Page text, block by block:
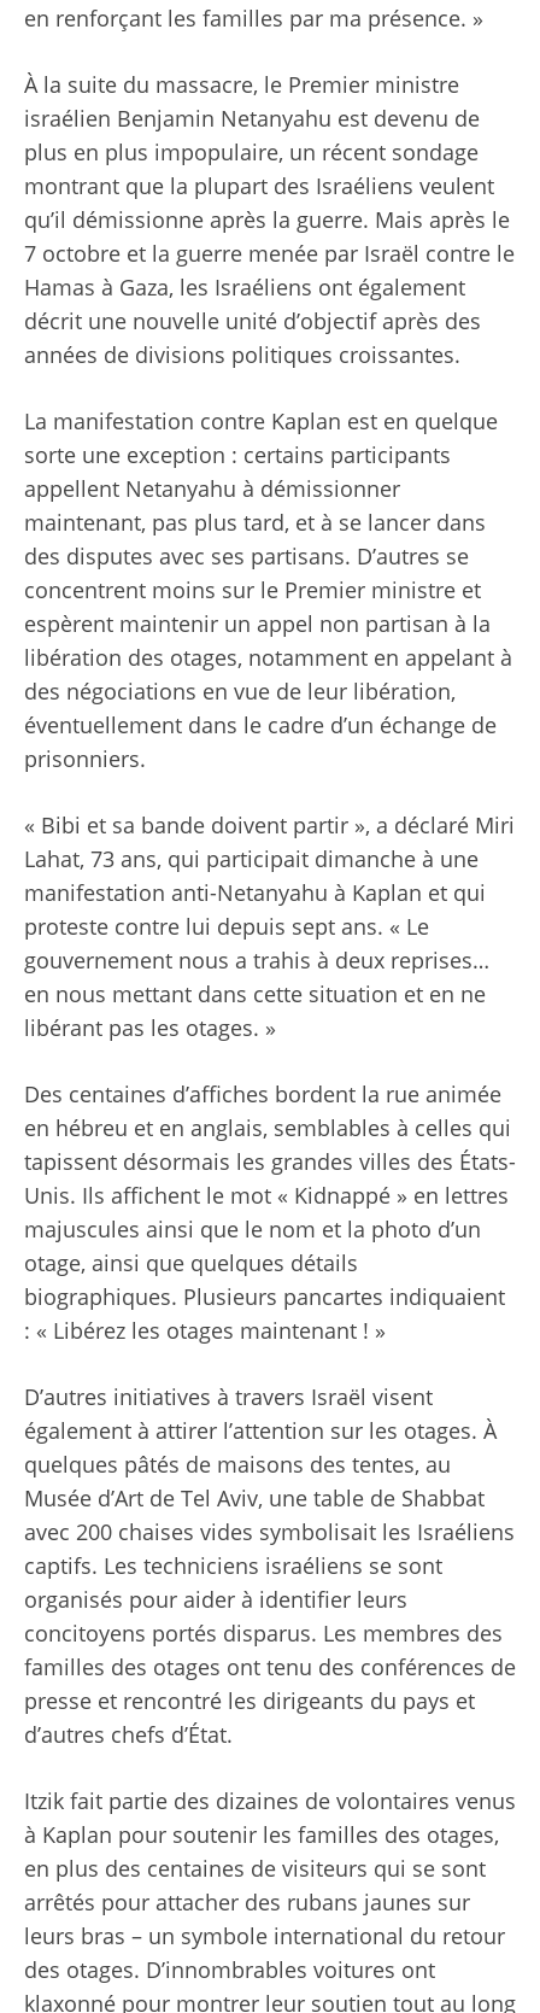
en renforçant les familles par ma présence. »
À la suite du massacre, le Premier ministre
israélien Benjamin Netanyahu est devenu de
plus en plus impopulaire, un récent sondage
montrant que la plupart des Israéliens veulent
qu’il démissionne après la guerre. Mais après le
7 octobre et la guerre menée par Israël contre le
Hamas à Gaza, les Israéliens ont également
décrit une nouvelle unité d’objectif après des
années de divisions politiques croissantes.
La manifestation contre Kaplan est en quelque
sorte une exception : certains participants
appellent Netanyahu à démissionner
maintenant, pas plus tard, et à se lancer dans
des disputes avec ses partisans. D’autres se
concentrent moins sur le Premier ministre et
espèrent maintenir un appel non partisan à la
libération des otages, notamment en appelant à
des négociations en vue de leur libération,
éventuellement dans le cadre d’un échange de
prisonniers.
« Bibi et sa bande doivent partir », a déclaré Miri
Lahat, 73 ans, qui participait dimanche à une
manifestation anti-Netanyahu à Kaplan et qui
proteste contre lui depuis sept ans. « Le
gouvernement nous a trahis à deux reprises…
en nous mettant dans cette situation et en ne
libérant pas les otages. »
Des centaines d’affiches bordent la rue animée
en hébreu et en anglais, semblables à celles qui
tapissent désormais les grandes villes des États-
Unis. Ils affichent le mot « Kidnappé » en lettres
majuscules ainsi que le nom et la photo d’un
otage, ainsi que quelques détails
biographiques. Plusieurs pancartes indiquaient
: « Libérez les otages maintenant ! »
D’autres initiatives à travers Israël visent
également à attirer l’attention sur les otages. À
quelques pâtés de maisons des tentes, au
Musée d’Art de Tel Aviv, une table de Shabbat
avec 200 chaises vides symbolisait les Israéliens
captifs. Les techniciens israéliens se sont
organisés pour aider à identifier leurs
concitoyens portés disparus. Les membres des
familles des otages ont tenu des conférences de
presse et rencontré les dirigeants du pays et
d’autres chefs d’État.
Itzik fait partie des dizaines de volontaires venus
à Kaplan pour soutenir les familles des otages,
en plus des centaines de visiteurs qui se sont
arrêtés pour attacher des rubans jaunes sur
leurs bras – un symbole international du retour
des otages. D’innombrables voitures ont
klaxonné pour montrer leur soutien tout au long